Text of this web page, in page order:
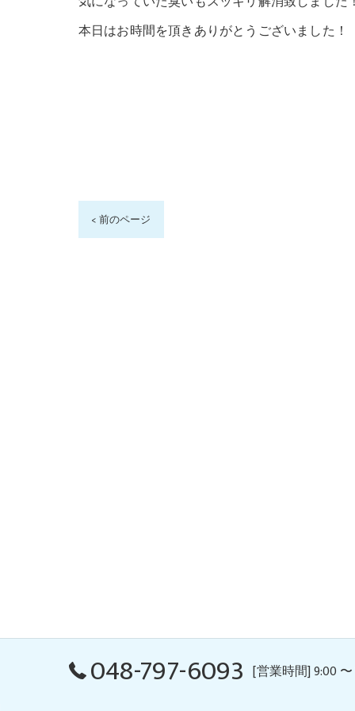
本日はお時間を頂きありがとうございました！
< 前のページ
048-797-6093 [営業時間] 9:00